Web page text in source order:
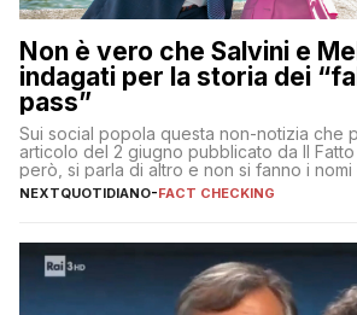
Non è vero che Salvini e
indagati per la storia dei
pass”
Sui social popola questa non-notizia che
articolo del 2 giugno pubblicato da Il
però, si parla di altro e non si fanno i
Fratelli d’Italia
NEXTQUOTIDIANO-FACT CHECKING